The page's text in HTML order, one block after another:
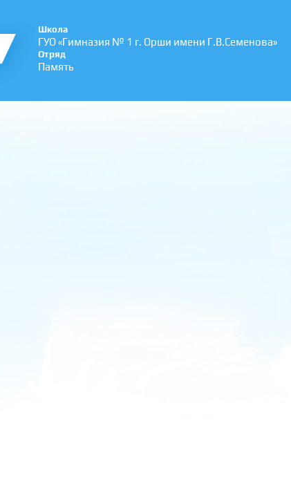
Школа
ГУО «Гимназия № 1 г. Орши имени Г.В.Семенова»
Отряд
Память